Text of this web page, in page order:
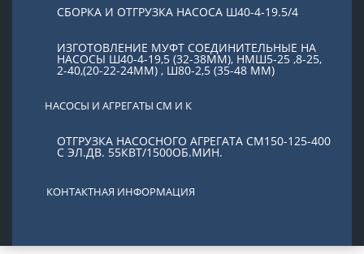
СБОРКА И ОТГРУЗКА НАСОСА Ш40-4-19.5/4
ИЗГОТОВЛЕНИЕ МУФТ СОЕДИНИТЕЛЬНЫЕ НА
НАСОСЫ Ш40-4-19,5 (32-38ММ), НМШ5-25 ,8-25,
2-40,(20-22-24ММ) , Ш80-2,5 (35-48 ММ)
НАСОСЫ И АГРЕГАТЫ СМ И К
ОТГРУЗКА НАСОСНОГО АГРЕГАТА СМ150-125-400
С ЭЛ.ДВ. 55КВТ/1500ОБ.МИН.
КОНТАКТНАЯ ИНФОРМАЦИЯ